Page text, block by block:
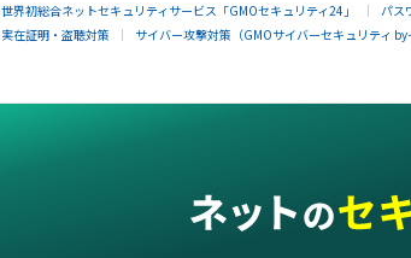
世界初総合ネットセキュリティサービス「GMOセキュリティ24」 パス
実在証明・盗聴対策
サイバー攻撃対策（GMOサイバーセキュリティ by